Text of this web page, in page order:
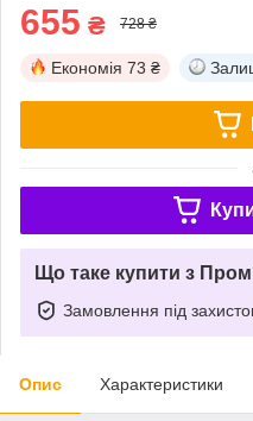
655 ₴ 728 ₴
Економія 73 ₴
Що таке купити з
Замовлення під
Опис Характеристики